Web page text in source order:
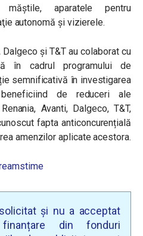
măştile, aparatele pentru
autonomă și vizierele.
Dalgeco și T&T au colaborat cu
în cadrul programului de
semnificativă în investigarea
beneficiind de reduceri ale
Renania, Avanti, Dalgeco, T&T,
fapta anticoncurențială
amenzilor aplicate acestora.
și nu a acceptat
din fonduri